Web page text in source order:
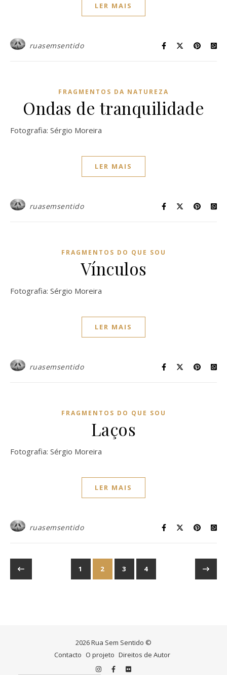
LER MAIS
ruasemsentido
FRAGMENTOS DA NATUREZA
Ondas de tranquilidade
Fotografia: Sérgio Moreira
LER MAIS
ruasemsentido
FRAGMENTOS DO QUE SOU
Vínculos
Fotografia: Sérgio Moreira
LER MAIS
ruasemsentido
FRAGMENTOS DO QUE SOU
Laços
Fotografia: Sérgio Moreira
LER MAIS
ruasemsentido
1 2 3 4
2026 Rua Sem Sentido ©
Contacto O projeto Direitos de Autor